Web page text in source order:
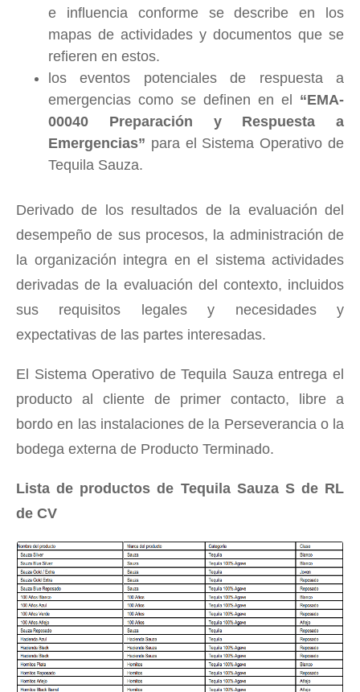
e influencia conforme se describe en los
mapas de actividades y documentos que se
refieren en estos.
los eventos potenciales de respuesta a
emergencias como se definen en el “EMA-
00040 Preparación y Respuesta a
Emergencias” para el Sistema Operativo de
Tequila Sauza.
Derivado de los resultados de la evaluación del
desempeño de sus procesos, la administración de
la organización integra en el sistema actividades
derivadas de la evaluación del contexto, incluidos
sus requisitos legales y necesidades y
expectativas de las partes interesadas.
El Sistema Operativo de Tequila Sauza entrega el
producto al cliente de primer contacto, libre a
bordo en las instalaciones de la Perseverancia o la
bodega externa de Producto Terminado.
Lista de productos de Tequila Sauza S de RL
de CV